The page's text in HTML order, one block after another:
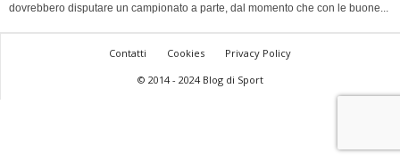
dovrebbero disputare un campionato a parte, dal momento che con le buone...
Contatti Cookies
Privacy Policy
© 2014 - 2024 Blog di Sport